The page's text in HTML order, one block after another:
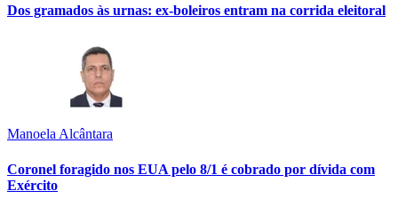
Dos gramados às urnas: ex-boleiros entram na corrida eleitoral
Manoela Alcântara
Coronel foragido nos EUA pelo 8/1 é cobrado por dívida com
Exército